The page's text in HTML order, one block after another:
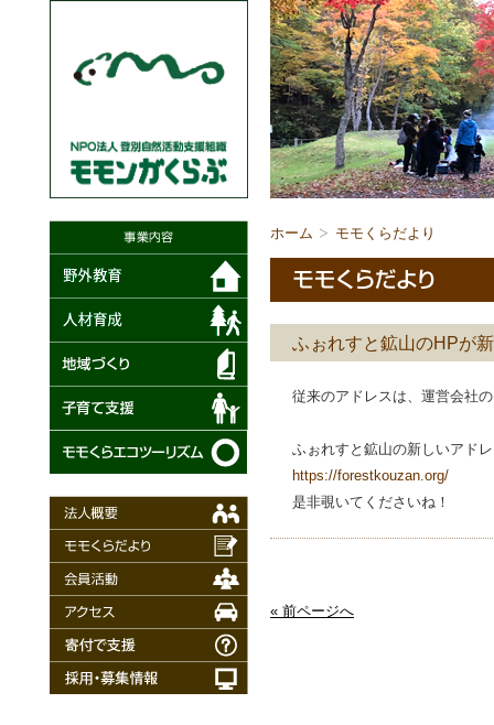
ホーム モモくらだより
ふぉれすと鉱山のHPが
従来のアドレスは、運営会社
ふぉれすと鉱山の新しいアド
https://forestkouzan.org/
是非覗いてくださいね！
« 前ページへ